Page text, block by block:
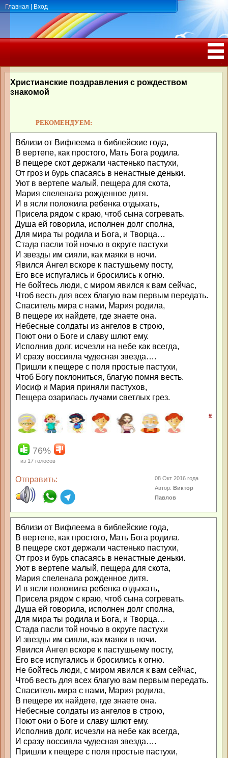
Главная Вход
РОЖДЕНИЯ, ЮБИЛЕЕМ
Христианские поздравления с рождеством
знакомой
РЕКОМЕНДУЕМ:
Вблизи от Вифлеема в библейские года,
В вертепе, как простого, Мать Бога родила.
В пещере скот держали частенько пастухи,
От гроз и бурь спасаясь в ненастные деньки.
Уют в вертепе малый, пещера для скота,
Мария спеленала рожденное дитя.
И в ясли положила ребенка отдыхать,
Присела рядом с краю, чтоб сына согревать.
Душа ей говорила, исполнен долг сполна,
Для мира ты родила и Бога, и Творца…
Стада пасли той ночью в округе пастухи
И звезды им сияли, как маяки в ночи.
Явился Ангел вскоре к пастушьему посту,
Его все испугались и бросились к огню.
Не бойтесь люди, с миром явился к вам сейчас,
Чтоб весть для всех благую вам первым передать.
Спаситель мира с нами, Мария родила,
В пещере их найдете, где знаете она.
Небесные солдаты из ангелов в строю,
Поют они о Боге и славу шлют ему.
Исполнив долг, исчезли на небе как всегда,
И сразу воссияла чудесная звезда….
Пришли к пещере с поля простые пастухи,
Чтоб Богу поклониться, благую помня весть.
Иосиф и Мария приняли пастухов,
Пещера озарилась лучами светлых грез.
#
76%
из 17 голосов
Отправить:
08 Окт 2016 года
Автор:Виктор
Павлов
Вблизи от Вифлеема в библейские года,
В вертепе, как простого, Мать Бога родила.
В пещере скот держали частенько пастухи,
От гроз и бурь спасаясь в ненастные деньки.
Уют в вертепе малый, пещера для скота,
Мария спеленала рожденное дитя.
И в ясли положила ребенка отдыхать,
Присела рядом с краю, чтоб сына согревать.
Душа ей говорила, исполнен долг сполна,
Для мира ты родила и Бога, и Творца…
Стада пасли той ночью в округе пастухи
И звезды им сияли, как маяки в ночи.
Явился Ангел вскоре к пастушьему посту,
Его все испугались и бросились к огню.
Не бойтесь люди, с миром явился к вам сейчас,
Чтоб весть для всех благую вам первым передать.
Спаситель мира с нами, Мария родила,
В пещере их найдете, где знаете она.
Небесные солдаты из ангелов в строю,
Поют они о Боге и славу шлют ему.
Исполнив долг, исчезли на небе как всегда,
И сразу воссияла чудесная звезда….
Пришли к пещере с поля простые пастухи,